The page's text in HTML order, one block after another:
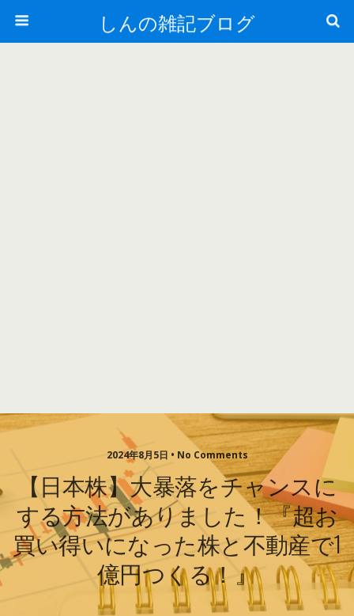
しんの雑記ブログ
2024年8月5日 • No Comments
【日本株】大暴落をチャンスに
する方法がありました！『超お
買い得いになった株と不動産で1
億円つくる！』